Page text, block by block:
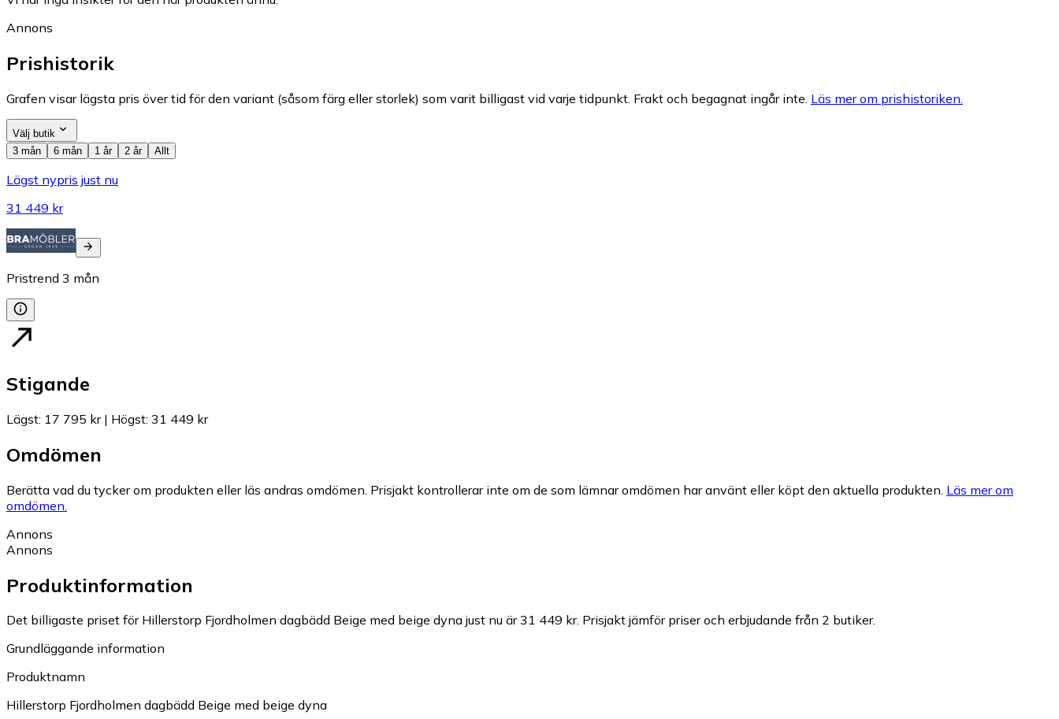
Annons
Prishistorik
Grafen visar lägsta pris över tid för den variant (såsom färg eller storlek) som varit billigast vid varje tidpunkt. Frakt och begagnat ingår inte. Läs mer om prishistoriken.
Välj butik
3 mån
6 mån 1 år 2 år Allt
Lägst nypris just nu
31 449 kr
Pristrend 3 mån
Stigande
Lägst: 17 795 kr| Högst: 31 449 kr
Omdömen
Berätta vad du tycker om produkten eller läs andras omdömen. Prisjakt kontrollerar inte om de som lämnar omdömen har använt eller köpt den aktuella produkten. Läs mer om
omdömen.
Annons
Annons
Produktinformation
Det billigaste priset för Hillerstorp Fjordholmen dagbädd Beige med beige dyna just nu är 31 449 kr. Prisjakt jämför priser och erbjudande från 2 butiker.
Grundläggande information
Produktnamn
Hillerstorp Fjordholmen dagbädd Beige med beige dyna